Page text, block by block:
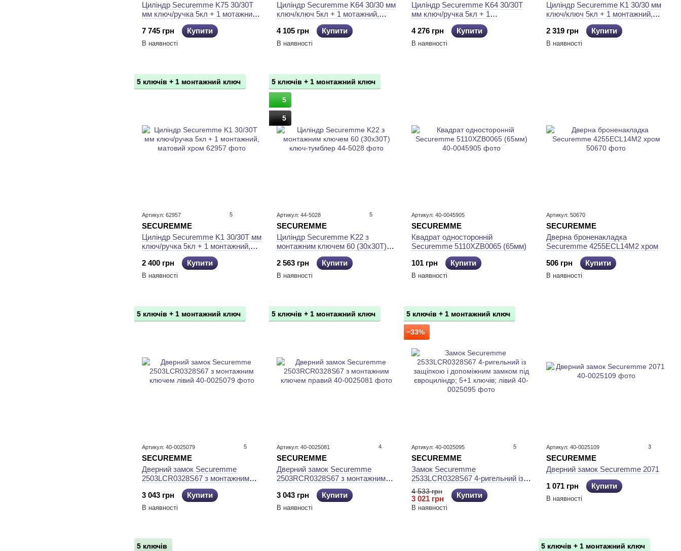
Циліндр Securemme K75 30/30Т
мм ключ/ручка 5кл + 1 мотажний,
матовий хром
7 745 грн
Купити
В наявності
Циліндр Securemme K64 30/30 мм
ключ/ключ 5кл + 1 мотажний,
матовий хром
4 105 грн
Купити
В наявності
Циліндр Securemme K64 30/30Т
мм ключ/ручка 5кл + 1
монтажний, матовий хром
4 276 грн
Купити
В наявності
Циліндр Securemme K1 30/30 мм
ключ/ключ 5кл + 1 монтажний,
матовий хром
2 319 грн
Купити
В наявності
5 ключів + 1 монтажний ключ
Артикул: 62957 5
SECUREMME
Циліндр Securemme K1 30/30Т мм
ключ/ручка 5кл + 1 монтажний,
матовий хром
2 400 грн
Купити
В наявності
5 ключів + 1 монтажний ключ
5
5
Артикул: 44-5028 5
SECUREMME
Циліндр Securemme K22 з
монтажним ключем 60 (30x30Т)
ключ-тумблер
2 563 грн
Купити
В наявності
Артикул: 40-0045905
SECUREMME
Квадрат односторонній
Securemme 5110XZB0065 (65мм)
101 грн
Купити
В наявності
Артикул: 50670
SECUREMME
Дверна броненакладка
Securemme 4255ECL14M2 хром
506 грн
Купити
В наявності
5 ключів + 1 монтажний ключ
Артикул: 40-0025079 5
SECUREMME
Дверний замок Securemme
2503LCR0328S67 з монтажним
ключем лівий
3 043 грн
Купити
В наявності
5 ключів + 1 монтажний ключ
Артикул: 40-0025081 4
SECUREMME
Дверний замок Securemme
2503RCR0328S67 з монтажним
ключем правий
3 043 грн
Купити
В наявності
5 ключів + 1 монтажний ключ
−33%
Артикул: 40-0025095 5
SECUREMME
Замок Securemme
2533LCR0328S67 4-ригельний із
защіпкою і допоміжним замком під
євроциліндр; 5+1 ключів; лівий
4 533 грн
3 021 грн Купити
В наявності
Артикул: 40-0025109 3
SECUREMME
Дверний замок Securemme 2071
1 071 грн
Купити
В наявності
5 ключів 5 ключів + 1 монтажний ключ